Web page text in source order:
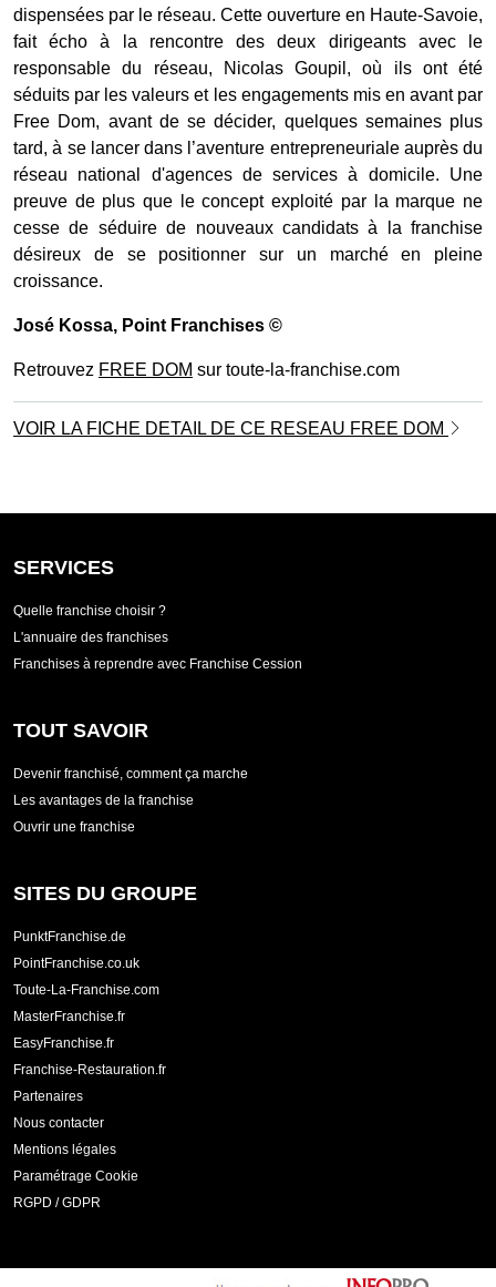
dispensées par le réseau. Cette ouverture en Haute-Savoie,
fait écho à la rencontre des deux dirigeants avecle
responsable du réseau, Nicolas Goupil, où ils ont été
séduits par les valeurs et les engagements mis en avant par
Free Dom, avant de se décider, quelques semaines plus
tard, à se lancer dans l’aventure entrepreneuriale auprès du
réseau national d'agences de services à domicile. Une
preuve de plus que le concept exploité par la marque ne
cesse de séduire de nouveaux candidats à la franchise
désireux de se positionner sur un marché en pleine
croissance.
José Kossa, Point Franchises ©
Retrouvez FREE DOM sur toute-la-franchise.com
VOIR LA FICHE DETAIL DE CE RESEAU FREE DOM
SERVICES
Quelle franchise choisir ?
L'annuaire des franchises
Franchises à reprendre avec Franchise Cession
TOUT SAVOIR
Devenir franchisé, comment ça marche
Les avantages de la franchise
Ouvrir une franchise
SITES DU GROUPE
PunktFranchise.de
PointFranchise.co.uk
Toute-La-Franchise.com
MasterFranchise.fr
EasyFranchise.fr
Franchise-Restauration.fr
Partenaires
Nous contacter
Mentions légales
Paramétrage Cookie
RGPD / GDPR